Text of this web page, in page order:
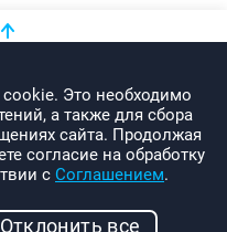
Это необходимо
а также для сбора
сайта. Продолжая
согласие на обработку
с Соглашением.
Отклонить все
Performance
11-332